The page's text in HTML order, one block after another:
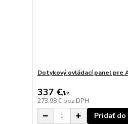
Dotykový ovládací panel pre
337 €/ks
273,98 € bez DPH
Pridať do